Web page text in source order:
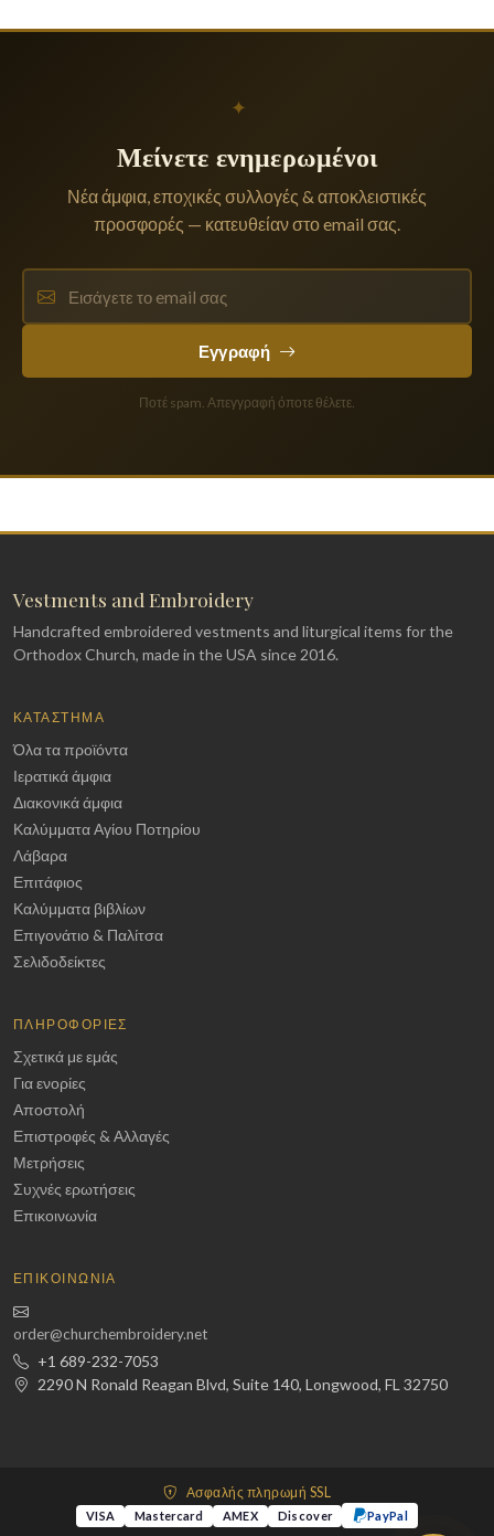
✦
Μείνετε ενημερωμένοι
Νέα άμφια, εποχικές συλλογές & αποκλειστικές
προσφορές — κατευθείαν στο email σας.
Εγγραφή
Ποτέ spam. Απεγγραφή όποτε θέλετε.
Vestments and Embroidery
Handcrafted embroidered vestments and liturgical items for the
Orthodox Church, made in the USA since 2016.
ΚΑΤΆΣΤΗΜΑ
Όλα τα προϊόντα
Ιερατικά άμφια
Διακονικά άμφια
Καλύμματα Αγίου Ποτηρίου
Λάβαρα
Επιτάφιος
Καλύμματα βιβλίων
Επιγονάτιο & Παλίτσα
Σελιδοδείκτες
ΠΛΗΡΟΦΟΡΊΕΣ
Σχετικά με εμάς
Για ενορίες
Αποστολή
Επιστροφές & Αλλαγές
Μετρήσεις
Συχνές ερωτήσεις
Επικοινωνία
ΕΠΙΚΟΙΝΩΝΊΑ
order@churchembroidery.net
+1 689-232-7053
2290 N Ronald Reagan Blvd, Suite 140, Longwood, FL 32750
Ασφαλής πληρωμή SSL
VISA Mastercard AMEX Discover PayPal